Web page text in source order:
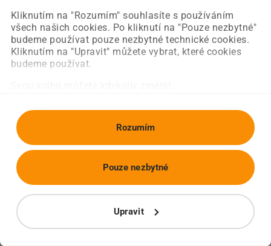
Kliknutím na "Rozumím" souhlasíte s používáním
všech našich cookies. Po kliknutí na "Pouze nezbytné"
budeme používat pouze nezbytné technické cookies.
Kliknutím na "Upravit" můžete vybrat, které cookies
budeme používat.
Rozumím
Upravit
Pouze nezbytné
Obnovit stránku Úvodní strana